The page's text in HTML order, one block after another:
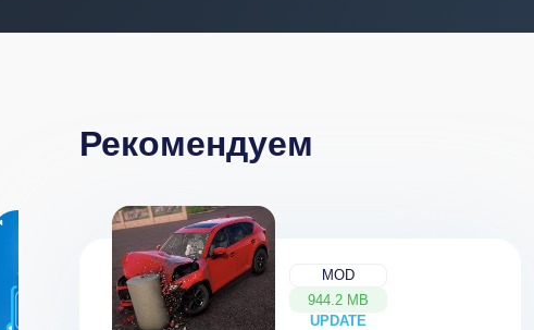
Рекомендуем
MOD
944.2 MB
UPDATE
NEW